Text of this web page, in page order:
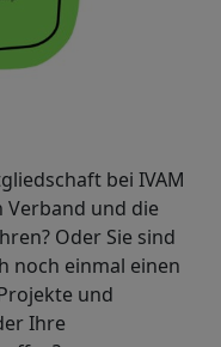
bei IVAM
und die
Oder Sie sind
noch einmal einen
und
Ihre